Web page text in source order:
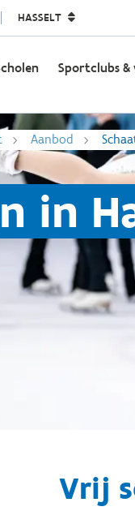
HASSELT
Sportclubs &
Aanbod
in
Vrij